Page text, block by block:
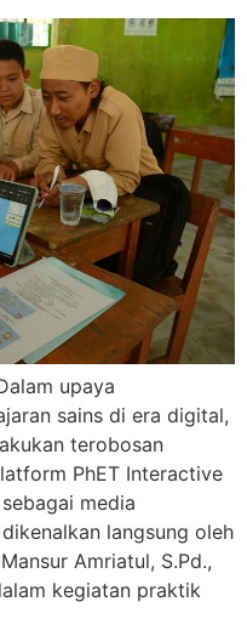
upaya
sains di era digital,
terobosan
PhET Interactive
media
langsung oleh
Amriatul, S.Pd.,
kegiatan praktik